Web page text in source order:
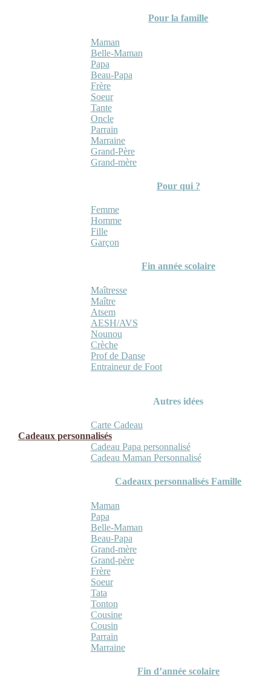
Pour la famille
Maman
Belle-Maman
Papa
Beau-Papa
Frère
Soeur
Tante
Oncle
Parrain
Marraine
Grand-Père
Grand-mère
Pour qui ?
Femme
Homme
Fille
Garçon
Fin année scolaire
Maîtresse
Maître
Atsem
AESH/AVS
Nounou
Crèche
Prof de Danse
Entraineur de Foot
Autres idées
Carte Cadeau
Cadeaux personnalisés
Cadeau Papa personnalisé
Cadeau Maman Personnalisé
Cadeaux personnalisés Famille
Maman
Papa
Belle-Maman
Beau-Papa
Grand-mère
Grand-père
Frère
Soeur
Tata
Tonton
Cousine
Cousin
Parrain
Marraine
Fin d’année scolaire